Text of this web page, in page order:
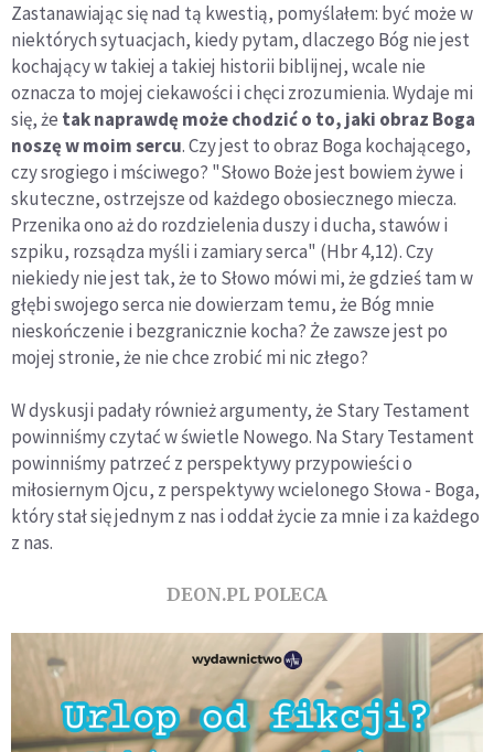
Zastanawiając się nad tą kwestią, pomyślałem: być może w
niektórych sytuacjach, kiedy pytam, dlaczego Bóg nie jest
kochający w takiej a takiej historii biblijnej, wcale nie
oznacza to mojej ciekawości i chęci zrozumienia. Wydaje mi
się, że tak naprawdę może chodzić o to, jaki obraz Boga
noszę w moim sercu. Czy jest to obraz Boga kochającego,
czy srogiego i mściwego? "Słowo Boże jest bowiem żywe i
skuteczne, ostrzejsze od każdego obosiecznego miecza.
Przenika ono aż do rozdzielenia duszy i ducha, stawów i
szpiku, rozsądza myśli i zamiary serca" (Hbr 4,12). Czy
niekiedy nie jest tak, że to Słowo mówi mi, że gdzieś tam w
głębi swojego serca nie dowierzam temu, że Bóg mnie
nieskończenie i bezgranicznie kocha? Że zawsze jest po
mojej stronie, że nie chce zrobić mi nic złego?
W dyskusji padały również argumenty, że Stary Testament
powinniśmy czytać w świetle Nowego. Na Stary Testament
powinniśmy patrzeć z perspektywy przypowieści o
miłosiernym Ojcu, z perspektywy wcielonego Słowa - Boga,
który stał się jednym z nas i oddał życie za mnie i za każdego
z nas.
DEON.PL POLECA